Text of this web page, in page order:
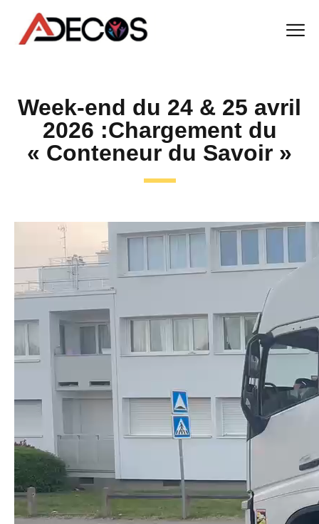
Week-end du 24 & 25 avril
2026 :Chargement du
« Conteneur du Savoir »